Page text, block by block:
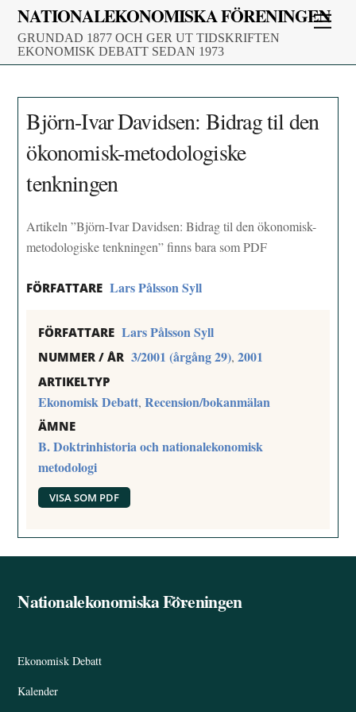
Skip
content
NATIONALEKONOMISKA FÖRENINGEN
GRUNDAD 1877 OCH GER UT TIDSKRIFTEN
EKONOMISK DEBATT SEDAN 1973
Björn-Ivar Davidsen: Bidrag til den
ökonomisk-metodologiske
tenkningen
Artikeln ”Björn-Ivar Davidsen: Bidrag til den ökonomisk-
metodologiske tenkningen” finns bara som PDF
FÖRFATTARE Lars Pålsson Syll
FÖRFATTARE Lars Pålsson Syll
NUMMER / ÅR 3/2001 (årgång 29),2001
ARTIKELTYP
Ekonomisk Debatt,Recension/bokanmälan
ÄMNE
B. Doktrinhistoria och nationalekonomisk
metodologi
VISA SOM PDF
Back
Nationalekonomiska Föreningen
Ekonomisk Debatt
Kalender